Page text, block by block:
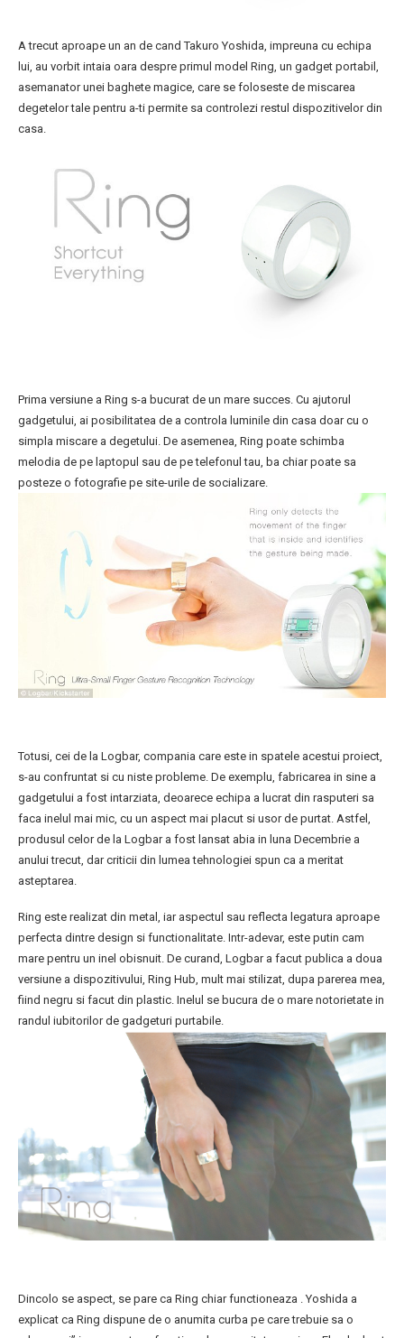
A trecut aproape un an de cand Takuro Yoshida, impreuna cu echipa
lui, au vorbit intaia oara despre primul model Ring, un gadget portabil,
asemanator unei baghete magice, care se foloseste de miscarea
degetelor tale pentru a-ti permite sa controlezi restul dispozitivelor din
casa.
Prima versiune a Ring s-a bucurat de un mare succes. Cu ajutorul
gadgetului, ai posibilitatea de a controla luminile din casa doar cu o
simpla miscare a degetului. De asemenea, Ring poate schimba
melodia de pe laptopul sau de pe telefonul tau, ba chiar poate sa
posteze o fotografie pe site-urile de socializare.
Totusi, cei de la Logbar, compania care este in spatele acestui proiect,
s-au confruntat si cu niste probleme. De exemplu, fabricarea in sine a
gadgetului a fost intarziata, deoarece echipa a lucrat din rasputeri sa
faca inelul mai mic, cu un aspect mai placut si usor de purtat. Astfel,
produsul celor de la Logbar a fost lansat abia in luna Decembrie a
anului trecut, dar criticii din lumea tehnologiei spun ca a meritat
asteptarea.
Ring este realizat din metal, iar aspectul sau reflecta legatura aproape
perfecta dintre design si functionalitate. Intr-adevar, este putin cam
mare pentru un inel obisnuit. De curand, Logbar a facut publica a doua
versiune a dispozitivului, Ring Hub, mult mai stilizat, dupa parerea mea,
fiind negru si facut din plastic. Inelul se bucura de o mare notorietate in
randul iubitorilor de gadgeturi purtabile.
Dincolo se aspect, se pare ca Ring chiar functioneaza . Yoshida a
explicat ca Ring dispune de o anumita curba pe care trebuie sa o